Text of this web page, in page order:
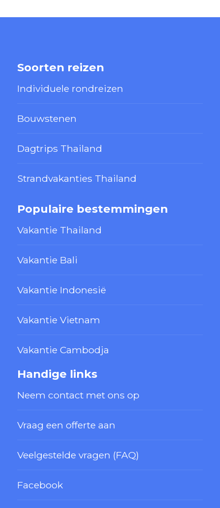
Soorten reizen
Individuele rondreizen
Bouwstenen
Dagtrips Thailand
Strandvakanties Thailand
Populaire bestemmingen
Vakantie Thailand
Vakantie Bali
Vakantie Indonesië
Vakantie Vietnam
Vakantie Cambodja
Handige links
Neem contact met ons op
Vraag een offerte aan
Veelgestelde vragen (FAQ)
Facebook